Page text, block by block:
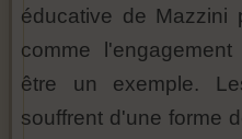
éducative de Mazzini
comme
être un exemple.
souffrent d'une forme